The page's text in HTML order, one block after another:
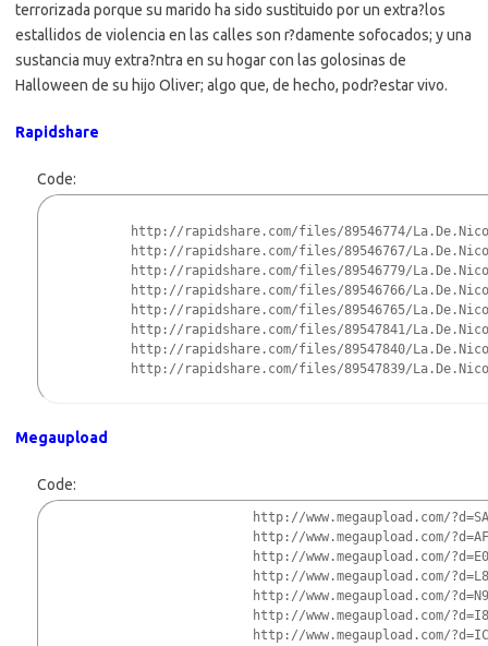
terrorizada porque su marido ha sido sustituido por un extra?los
estallidos de violencia en las calles son r?damente sofocados; y una
sustancia muy extra?ntra en su hogar con las golosinas de
Halloween de su hijo Oliver; algo que, de hecho, podr?estar vivo.
Rapidshare
Code:
http://rapidshare.com/files/89546774/
http://rapidshare.com/files/89546767/
http://rapidshare.com/files/89546779/
http://rapidshare.com/files/89546766/
http://rapidshare.com/files/89546765/
http://rapidshare.com/files/89547841/
http://rapidshare.com/files/89547840/
http://rapidshare.com/files/89547839/
Megaupload
Code:
http://www.megaupload.com/
http://www.megaupload.com/
http://www.megaupload.com/
http://www.megaupload.com/
http://www.megaupload.com/
http://www.megaupload.com/
http://www.megaupload.com/